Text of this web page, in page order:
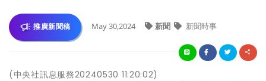
推廣新聞稿 May 30,2024 新聞 新聞時事
(中央社訊息服務20240530 11:20:02)